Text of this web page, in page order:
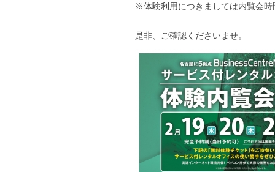
※体験利用につきましては内覧会
是非、ご確認くださいませ。